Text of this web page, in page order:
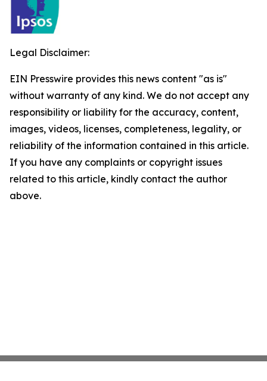
Legal Disclaimer:
EIN Presswire provides this news content "as is"
without warranty of any kind. We do not accept any
responsibility or liability for the accuracy, content,
images, videos, licenses, completeness, legality, or
reliability of the information contained in this article.
If you have any complaints or copyright issues
related to this article, kindly contact the author
above.